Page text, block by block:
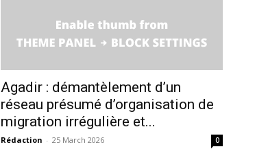
Agadir : démantèlement d’un
réseau présumé d’organisation de
migration irrégulière et...
Rédaction - 25 March 2026 0